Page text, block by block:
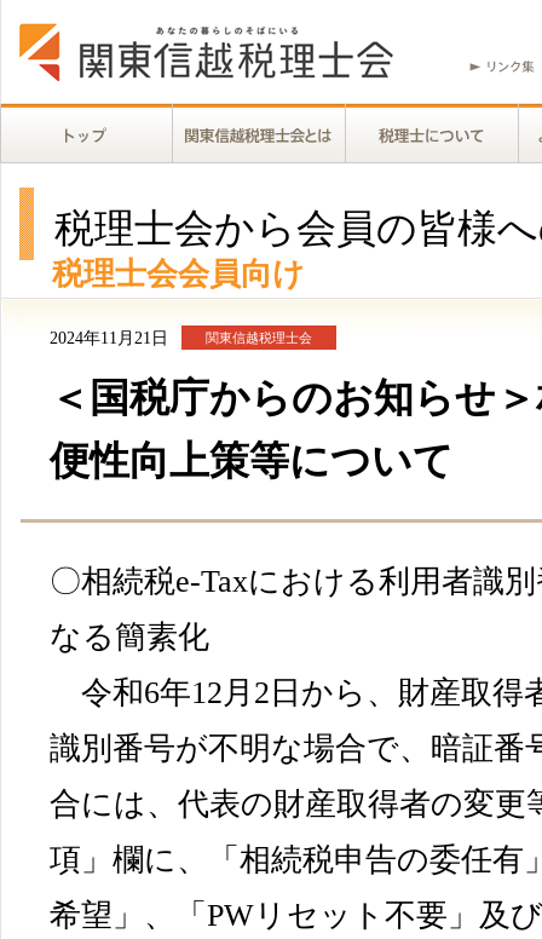
税理士会から会員の皆様
税理士会会員向け
2024年11月21日 関東信越税理士会
＜国税庁からのお知らせ
便性向上策等について
〇相続税e-Taxにおける利用者識
なる簡素化
令和6年12月2日から、財産取得
識別番号が不明な場合で、暗証番
合には、代表の財産取得者の変更
項」欄に、「相続税申告の委任有
希望」、「PWリセット不要」及